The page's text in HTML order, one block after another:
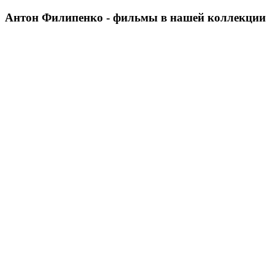
Антон Филипенко - фильмы в нашей коллекции